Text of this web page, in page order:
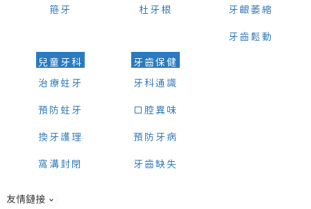
箍牙 杜牙根 牙齦萎縮
牙齒鬆動
兒童牙科
治療蛀牙
預防蛀牙
換牙護理
窩溝封閉
牙齒保健
牙科通識
口腔異味
預防牙病
牙齒缺失
友情鏈接